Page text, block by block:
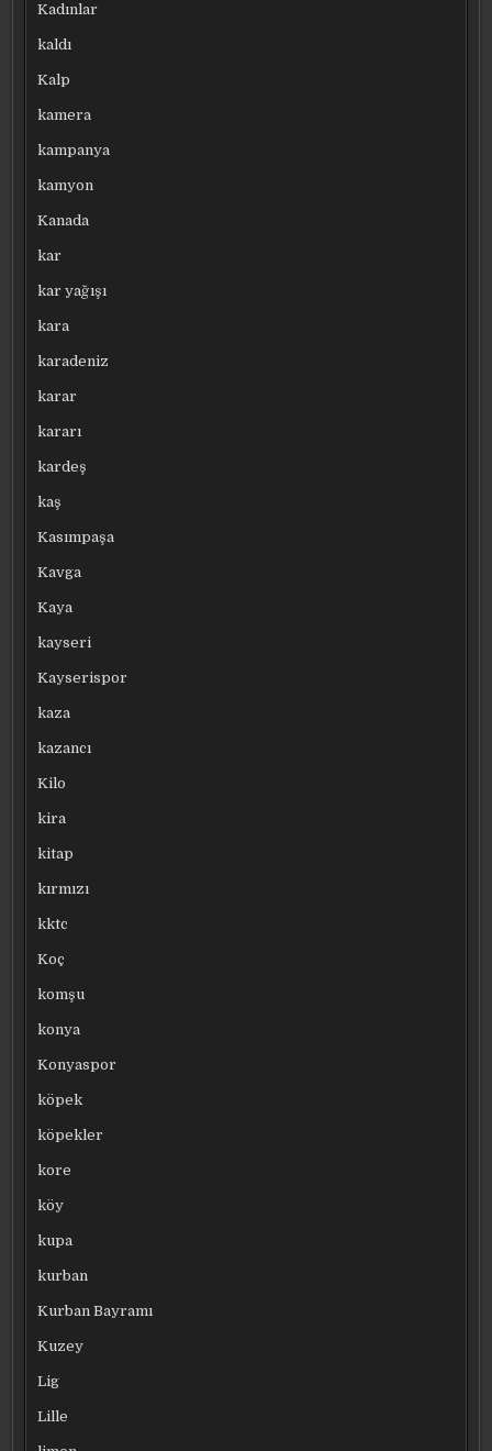
Kadınlar
kaldı
Kalp
kamera
kampanya
kamyon
Kanada
kar
kar yağışı
kara
karadeniz
karar
kararı
kardeş
kaş
Kasımpaşa
Kavga
Kaya
kayseri
Kayserispor
kaza
kazancı
Kilo
kira
kitap
kırmızı
kktc
Koç
komşu
konya
Konyaspor
köpek
köpekler
kore
köy
kupa
kurban
Kurban Bayramı
Kuzey
Lig
Lille